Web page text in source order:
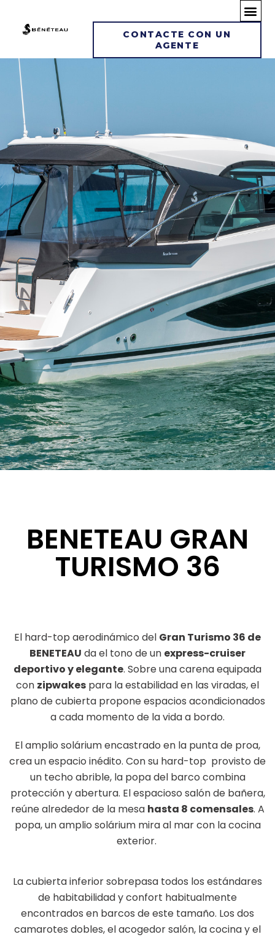
Saltar
contenido
CONTACTE CON UN
AGENTE
BENETEAU GRAN
TURISMO 36
El hard-top aerodinámico del Gran Turismo 36 de
BENETEAU da el tono de un express-cruiser
deportivo y elegante. Sobre una carena equipada
con zipwakes para la estabilidad en las viradas, el
plano de cubierta propone espacios acondicionados
a cada momento de la vida a bordo.
El amplio solárium encastrado en la punta de proa,
crea un espacio inédito. Con su hard-top provisto de
un techo abrible, la popa del barco combina
protección y abertura. El espacioso salón de bañera,
reúne alrededor de la mesa hasta 8 comensales. A
popa, un amplio solárium mira al mar con la cocina
exterior.
La cubierta inferior sobrepasa todos los estándares
de habitabilidad y confort habitualmente
encontrados en barcos de este tamaño. Los dos
camarotes dobles, el acogedor salón, la cocina y el